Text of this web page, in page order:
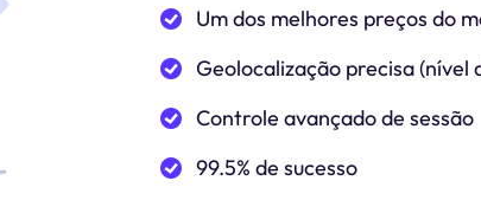
Um dos melhores preços do
Geolocalização precisa (nível
Controle avançado de sessão
99.5% de sucesso